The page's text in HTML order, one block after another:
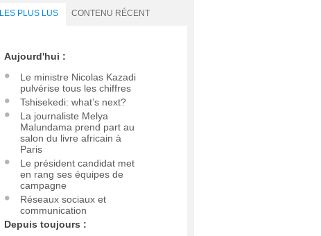
LES PLUS LUS CONTENU RÉCENT
Aujourd'hui :
Le ministre Nicolas Kazadi
pulvérise tous les chiffres
Tshisekedi: what’s next?
La journaliste Melya
Malundama prend part au
salon du livre africain à
Paris
Le président candidat met
en rang ses équipes de
campagne
Réseaux sociaux et
communication
Depuis toujours :